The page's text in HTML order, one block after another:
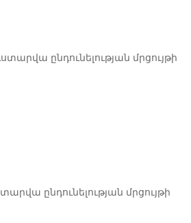
ընդունելության մրցույթի
ընդունելության մրցույթի